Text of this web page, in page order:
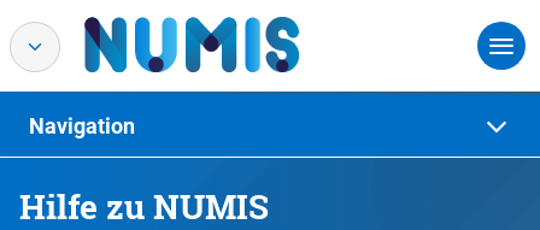
Hilfe zu NUMIS
Navigation